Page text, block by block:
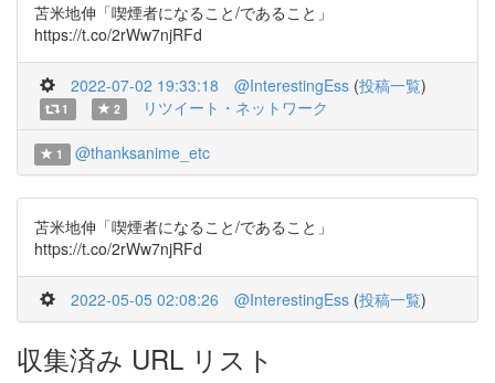
苫米地伸「喫煙者になること/であること」
https://t.co/2rWw7njRFd
2022-07-02 19:33:18 @InterestingEss (投稿一覧)
1 2 リツイート・ネットワーク
1 @thanksanime_etc
苫米地伸「喫煙者になること/であること」
https://t.co/2rWw7njRFd
2022-05-05 02:08:26 @InterestingEss (投稿一覧)
収集済み URL リスト